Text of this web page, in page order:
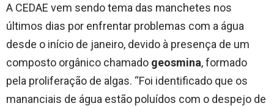
A CEDAE vem sendo tema das manchetes nos
últimos dias por enfrentar problemas com a água
desde o início de janeiro, devido à presença de um
composto orgânico chamado geosmina, formado
pela proliferação de algas. “Foi identificado que os
mananciais de água estão poluídos com o despejo de